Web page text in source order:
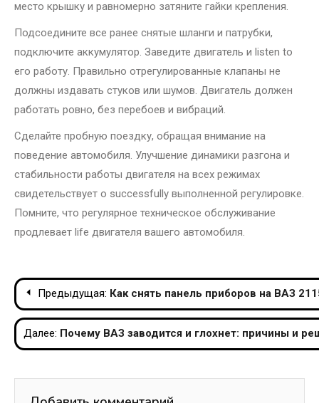
место крышку и равномерно затяните гайки крепления.
Подсоедините все ранее снятые шланги и патрубки,
подключите аккумулятор. Заведите двигатель и listen to
его работу. Правильно отрегулированные клапаны не
должны издавать стуков или шумов. Двигатель должен
работать ровно, без перебоев и вибраций.
Сделайте пробную поездку, обращая внимание на
поведение автомобиля. Улучшение динамики разгона и
стабильности работы двигателя на всех режимах
свидетельствует о successfully выполненной регулировке.
Помните, что регулярное техническое обслуживание
продлевает life двигателя вашего автомобиля.
Навигация
по
записям
Предыдущая: Как снять панель приборов на ВАЗ
Далее: Почему ВАЗ заводится и глохнет: причины и